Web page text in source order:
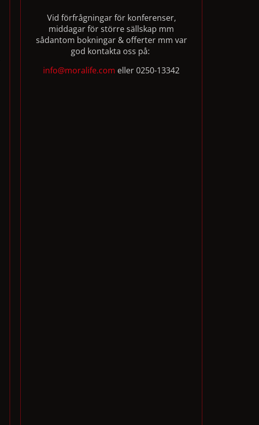
Vid förfrågningar för konferenser,
middagar för större sällskap mm
sådantom bokningar & offerter mm var
god kontakta oss på:
info@moralife.com eller 0250-13342